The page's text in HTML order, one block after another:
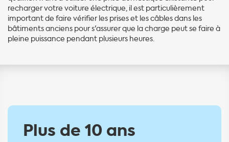
recharger votre voiture électrique, il est particulièrement
important de faire vérifier les prises et les câbles dans les
bâtiments anciens pour s'assurer que la charge peut se faire à
pleine puissance pendant plusieurs heures.
Plus de 10 ans